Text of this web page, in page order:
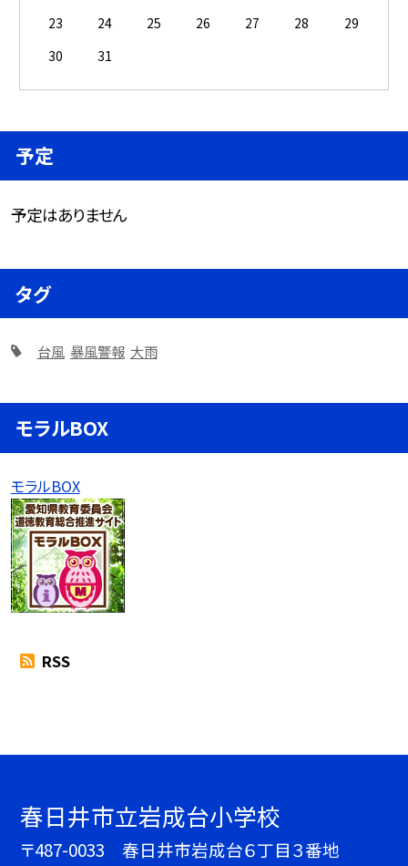
23
24 25 26 27 28
29
30
31
予定
予定はありません
タグ
台風 暴風警報 大雨
モラルBOX
モラルBOX
RSS
春日井市立岩成台小学校
〒487-0033 春日井市岩成台６丁目３番地